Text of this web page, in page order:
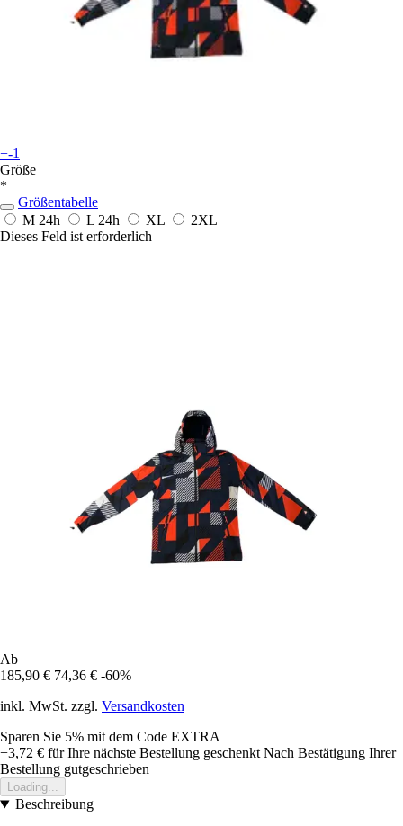
+-1
Größe
*
Größentabelle
M 24h L 24h XL
2XL
Dieses Feld ist erforderlich
Ab
185,90 € 74,36 € -60%
inkl. MwSt. zzgl. Versandkosten
Sparen Sie 5% mit dem Code EXTRA
+3,72 € für Ihre nächste Bestellung geschenkt Nach Bestätigung Ihrer
Bestellung gutgeschrieben
Loading...
Beschreibung